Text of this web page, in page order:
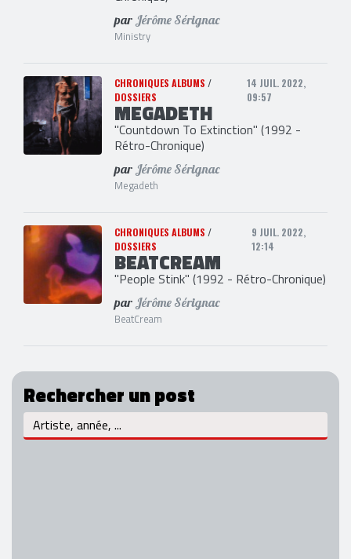
par Jérôme Sérignac
Ministry
CHRONIQUES ALBUMS /
DOSSIERS
14 JUIL. 2022,
09:57
MEGADETH
"Countdown To Extinction" (1992 -
Rétro-Chronique)
par Jérôme Sérignac
Megadeth
CHRONIQUES ALBUMS /
DOSSIERS
9 JUIL. 2022,
12:14
BEATCREAM
"People Stink" (1992 - Rétro-Chronique)
par Jérôme Sérignac
BeatCream
Rechercher un post